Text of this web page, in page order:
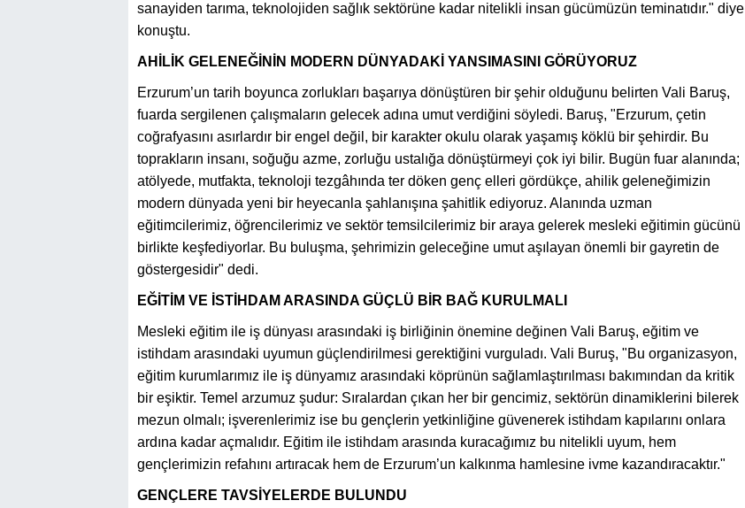
sanayiden tarıma, teknolojiden sağlık sektörüne kadar nitelikli insan gücümüzün teminatıdır." diye
konuştu.
AHİLİK GELENEĞİNİN MODERN DÜNYADAKİ YANSIMASINI GÖRÜYORUZ
Erzurum’un tarih boyunca zorlukları başarıya dönüştüren bir şehir olduğunu belirten Vali Baruş,
fuarda sergilenen çalışmaların gelecek adına umut verdiğini söyledi. Baruş, "Erzurum, çetin
coğrafyasını asırlardır bir engel değil, bir karakter okulu olarak yaşamış köklü bir şehirdir. Bu
toprakların insanı, soğuğu azme, zorluğu ustalığa dönüştürmeyi çok iyi bilir. Bugün fuar alanında;
atölyede, mutfakta, teknoloji tezgâhında ter döken genç elleri gördükçe, ahilik geleneğimizin
modern dünyada yeni bir heyecanla şahlanışına şahitlik ediyoruz. Alanında uzman
eğitimcilerimiz, öğrencilerimiz ve sektör temsilcilerimiz bir araya gelerek mesleki eğitimin gücünü
birlikte keşfediyorlar. Bu buluşma, şehrimizin geleceğine umut aşılayan önemli bir gayretin de
göstergesidir" dedi.
EĞİTİM VE İSTİHDAM ARASINDA GÜÇLÜ BİR BAĞ KURULMALI
Mesleki eğitim ile iş dünyası arasındaki iş birliğinin önemine değinen Vali Baruş, eğitim ve
istihdam arasındaki uyumun güçlendirilmesi gerektiğini vurguladı. Vali Buruş, "Bu organizasyon,
eğitim kurumlarımız ile iş dünyamız arasındaki köprünün sağlamlaştırılması bakımından da kritik
bir eşiktir. Temel arzumuz şudur: Sıralardan çıkan her bir gencimiz, sektörün dinamiklerini bilerek
mezun olmalı; işverenlerimiz ise bu gençlerin yetkinliğine güvenerek istihdam kapılarını onlara
ardına kadar açmalıdır. Eğitim ile istihdam arasında kuracağımız bu nitelikli uyum, hem
gençlerimizin refahını artıracak hem de Erzurum’un kalkınma hamlesine ivme kazandıracaktır."
GENÇLERE TAVSİYELERDE BULUNDU